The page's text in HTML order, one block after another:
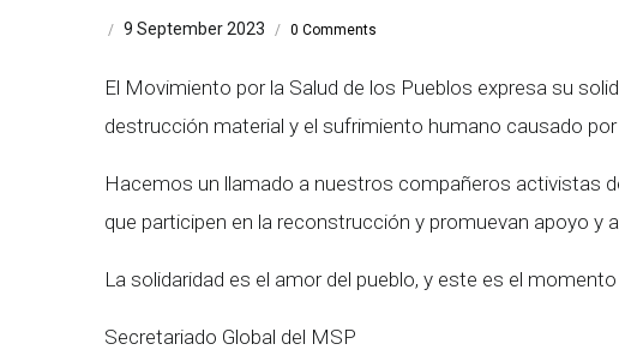
/ 9 September 2023 / 0 Comments
El Movimiento por la Salud de los Pueblos expresa su
destrucción material y el sufrimiento humano causado
Hacemos un llamado a nuestros compañeros activistas
que participen en la reconstrucción y promuevan apoyo y
La solidaridad es el amor del pueblo, y este es el
Secretariado Global del MSP